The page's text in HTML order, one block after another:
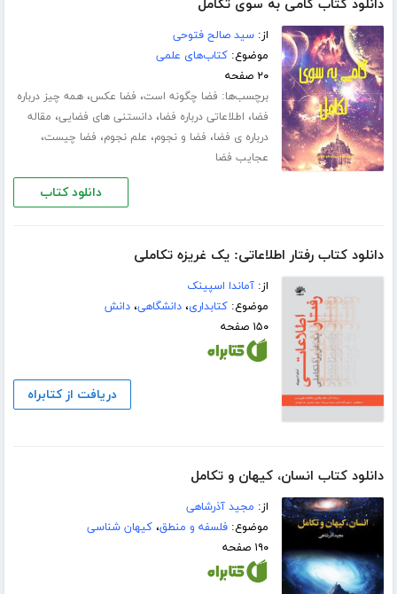
دانلود کتاب گامی به سوی تکامل
از:سید صالح فتوحی
موضوع:کتاب‌های علمی
۲۰ صفحه
برچسب‌ها: فضا چگونه است، فضا عکس،همه چیز درباره
فضا، اطلاعاتی درباره فضا،دانستنی های فضایی، مقاله
درباره ی فضا، فضا و نجوم، علم نجوم، فضا چیست،
عجایب فضا
دانلود کتاب
دانلود کتاب رفتار اطلاعاتی: یک غریزه تکاملی
از:آماندا اسپینک
موضوع:کتابداری،دانشگاهی،دانش
۱۵۰ صفحه
دریافت از کتابراه
دانلود کتاب انسان، کیهان و تکامل
از: مجید آذرشاهی
موضوع:فلسفه و منطق،کیهان شناسی
۱۹۰ صفحه